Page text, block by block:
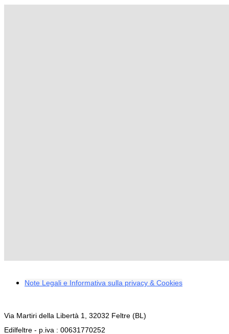
Note Legali e Informativa sulla privacy & Cookies
Via Martiri della Libertà 1, 32032 Feltre (BL)
Edilfeltre - p.iva : 00631770252